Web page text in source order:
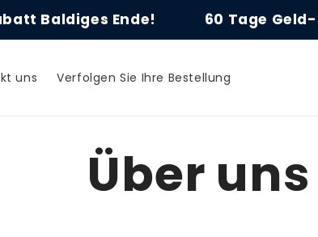
Baldiges Ende! 60 Tage Geld-
uns Verfolgen Sie Ihre Bestellung
Über uns